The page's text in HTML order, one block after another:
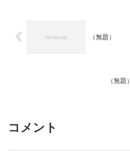
（無題）
（無題）
コメント